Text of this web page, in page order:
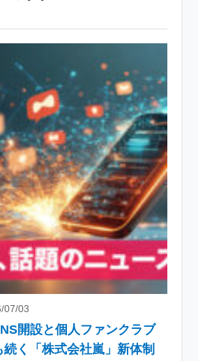
07/03
開設と個人ファンクラブ
く「株式会社嵐」新体制